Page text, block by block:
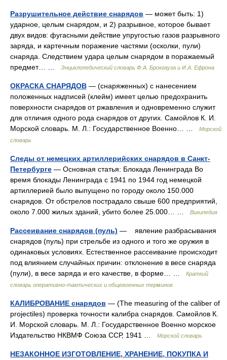
Разрушительное действие снарядов — может быть: 1)
ударное, целым снарядом, и 2) разрывное, которое бывает
двух видов: фугасными действие упругостью газов разрывного
заряда, и картечным поражение частями (осколки, пули)
снаряда. Следствием удара целым снарядом в поражаемый
предмет… …
Энциклопедический словарь Ф.А. Брокгауза и И.А. Ефрона
ОКРАСКА СНАРЯДОВ — (снаряженных) с нанесением
положенных надписей (клейм) имеет целью предохранить
поверхности снарядов от ржавления и одновременно служит
для отличия одного рода снарядов от других. Самойлов К. И.
Морской словарь. М. Л.: Государственное Военно… …
Морской
словарь
Следы от немецких артиллерийских снарядов в Санкт-
Петербурге — Основная статья: Блокада Ленинграда Во
время блокады Ленинграда с 1941 по 1944 год немецкой
артиллерией было выпущено по городу около 150.000
снарядов. От обстрелов пострадало свыше 600 предприятий,
около 7.000 жилых зданий, убито более 25.000… …
Википедия
Рассеивание снарядов (пуль) — явление разбрасывания
снарядов (пуль) при стрельбе из одного и того же оружия в
одинаковых условиях. Естественное рассеивание происходит
под влиянием случайных причин: отклонение в весе снаряда
(пули), в весе заряда и его качестве, в форме… …
Краткий
словарь оперативно-тактических и общевоенных терминов
КАЛИБРОВАНИЕ снарядов — (The measuring of the caliber of
projectiles) проверка точности калибра снарядов. Самойлов К.
И. Морской словарь. М. Л.: Государственное Военно морское
Издательство НКВМФ Союза ССР, 1941 …
Морской словарь
НЕЗАКОННОЕ ИЗГОТОВЛЕНИЕ, ХРАНЕНИЕ, ПОКУПКА И